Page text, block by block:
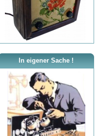
In eigener Sache !